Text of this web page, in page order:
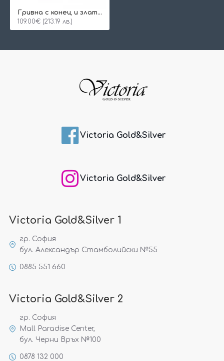
Гривна с конец и златен елемент кръст
109.00€ (213.19 лв.)
Victoria Gold&Silver
Victoria Gold&Silver
Victoria Gold&Silver 1
гр. София
бул. Александър Стамболийски №55
0885 551 660
Victoria Gold&Silver 2
гр. София
Mall Paradise Center,
бул. Черни Връх №100
0878 132 000